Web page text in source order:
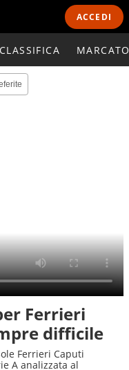
ACCEDI
CLASSIFICA
Ferrieri
difficile
Ferrieri Caputi
A analizzata al